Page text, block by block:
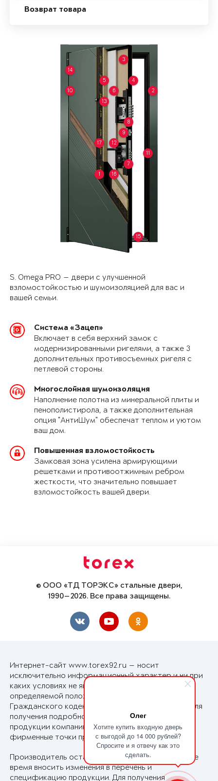
Олег
Хотите купить входную дверь
с выгодой до 14 000 рублей?
Спросите и я отвечу как это
сделать.
Возврат товара
1
2
3
4
5
6
7
8
9
10
11
12
13
14
15
16
17
S. Omega PRO — двери с улучшенной
взломостойкостью и шумоизоляцией для вас и
вашей семьи.
Система «Зацеп»
Включает в себя верхний замок с
модернизированными ригелями, а также 3
дополнительных противосъемных ригеля с
петлевой стороны.
Многослойная шумоизоляция
Наполнение полотна из минеральной плиты и
пенополистирола, а также дополнительная
опция "АнтиШум" обеспечат теплом и уютом
ваш дом.
Повышенная взломостойкость
Замковая зона усилена армирующими
решетками и противоотжимным ребром
жесткости, что значительно повышает
взломостойкость вашей двери.
© ООО «ТД ТОРЭКС» стальные двери,
1990—2026. Все права защищены.
Интернет-сайт www.torex92.ru — носит
исключительно информационный характер и ни при
каких условиях не является публичной офертой,
определяемой положениями Статьи 437
Гражданского кодекса Российской Федерации. Для
получения подробной информации о стоимости
продукции компании Torex обращайтесь в
фирменные точки продаж Torex в Вашем городе.
Производитель оставляет за собой право в любое
время вносить изменения в перечень и
спецификацию продукции. Для получения